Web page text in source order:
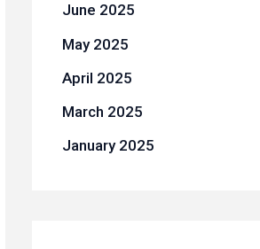
June 2025
May 2025
April 2025
March 2025
January 2025